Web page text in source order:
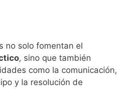
no solo fomentan el
, sino que también
como la comunicación,
y la resolución de